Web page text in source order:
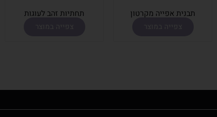
תבנית אפײה מקרטון תחתיות זהב לעוגות